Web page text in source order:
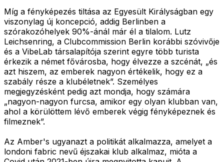
Míg a fényképezés tiltása az Egyesült Királyságban egy
viszonylag új koncepció, addig Berlinben a
szórakozóhelyek 90%-ánál már él a tilalom. Lutz
Leichsenring, a Clubcommission Berlin korábbi szóvivője
és a VibeLab társalapítója szerint egyre több turista
érkezik a német fővárosba, hogy élvezze a szcénát, „és
azt hiszem, az emberek nagyon értékelik, hogy ez a
szabály része a klubéletnek”. Személyes
megjegyzésként pedig azt mondja, hogy számára
„nagyon-nagyon furcsa, amikor egy olyan klubban van,
ahol a körülöttem lévő emberek végig fényképeznek és
filmeznek”.
Az Amber's ugyanazt a politikát alkalmazza, amelyet a
londoni fabric nevű éjszakai klub alkalmaz, mióta a